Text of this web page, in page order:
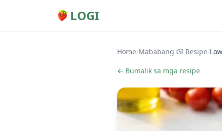
LOGI
Home/Mababang GI Resipe/
← Bumalik sa mga resipe